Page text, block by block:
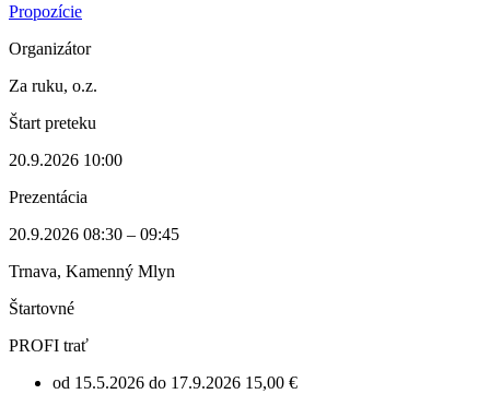
Propozície
Organizátor
Za ruku, o.z.
Štart preteku
20.9.2026 10:00
Prezentácia
20.9.2026 08:30 – 09:45
Trnava, Kamenný Mlyn
Štartovné
PROFI trať
od 15.5.2026 do 17.9.2026 15,00 €